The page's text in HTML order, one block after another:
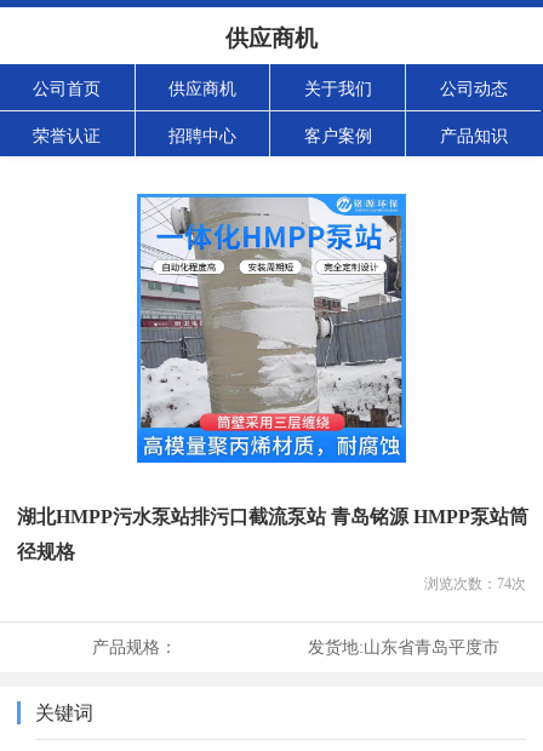
供应商机
公司首页 供应商机 关于我们 公司动态
荣誉认证 招聘中心 客户案例 产品知识
湖北HMPP污水泵站排污口截流泵站 青岛铭源 HMPP泵站筒
径规格
浏览次数： 74次
产品规格： 发货地:山东省青岛平度市
关键词